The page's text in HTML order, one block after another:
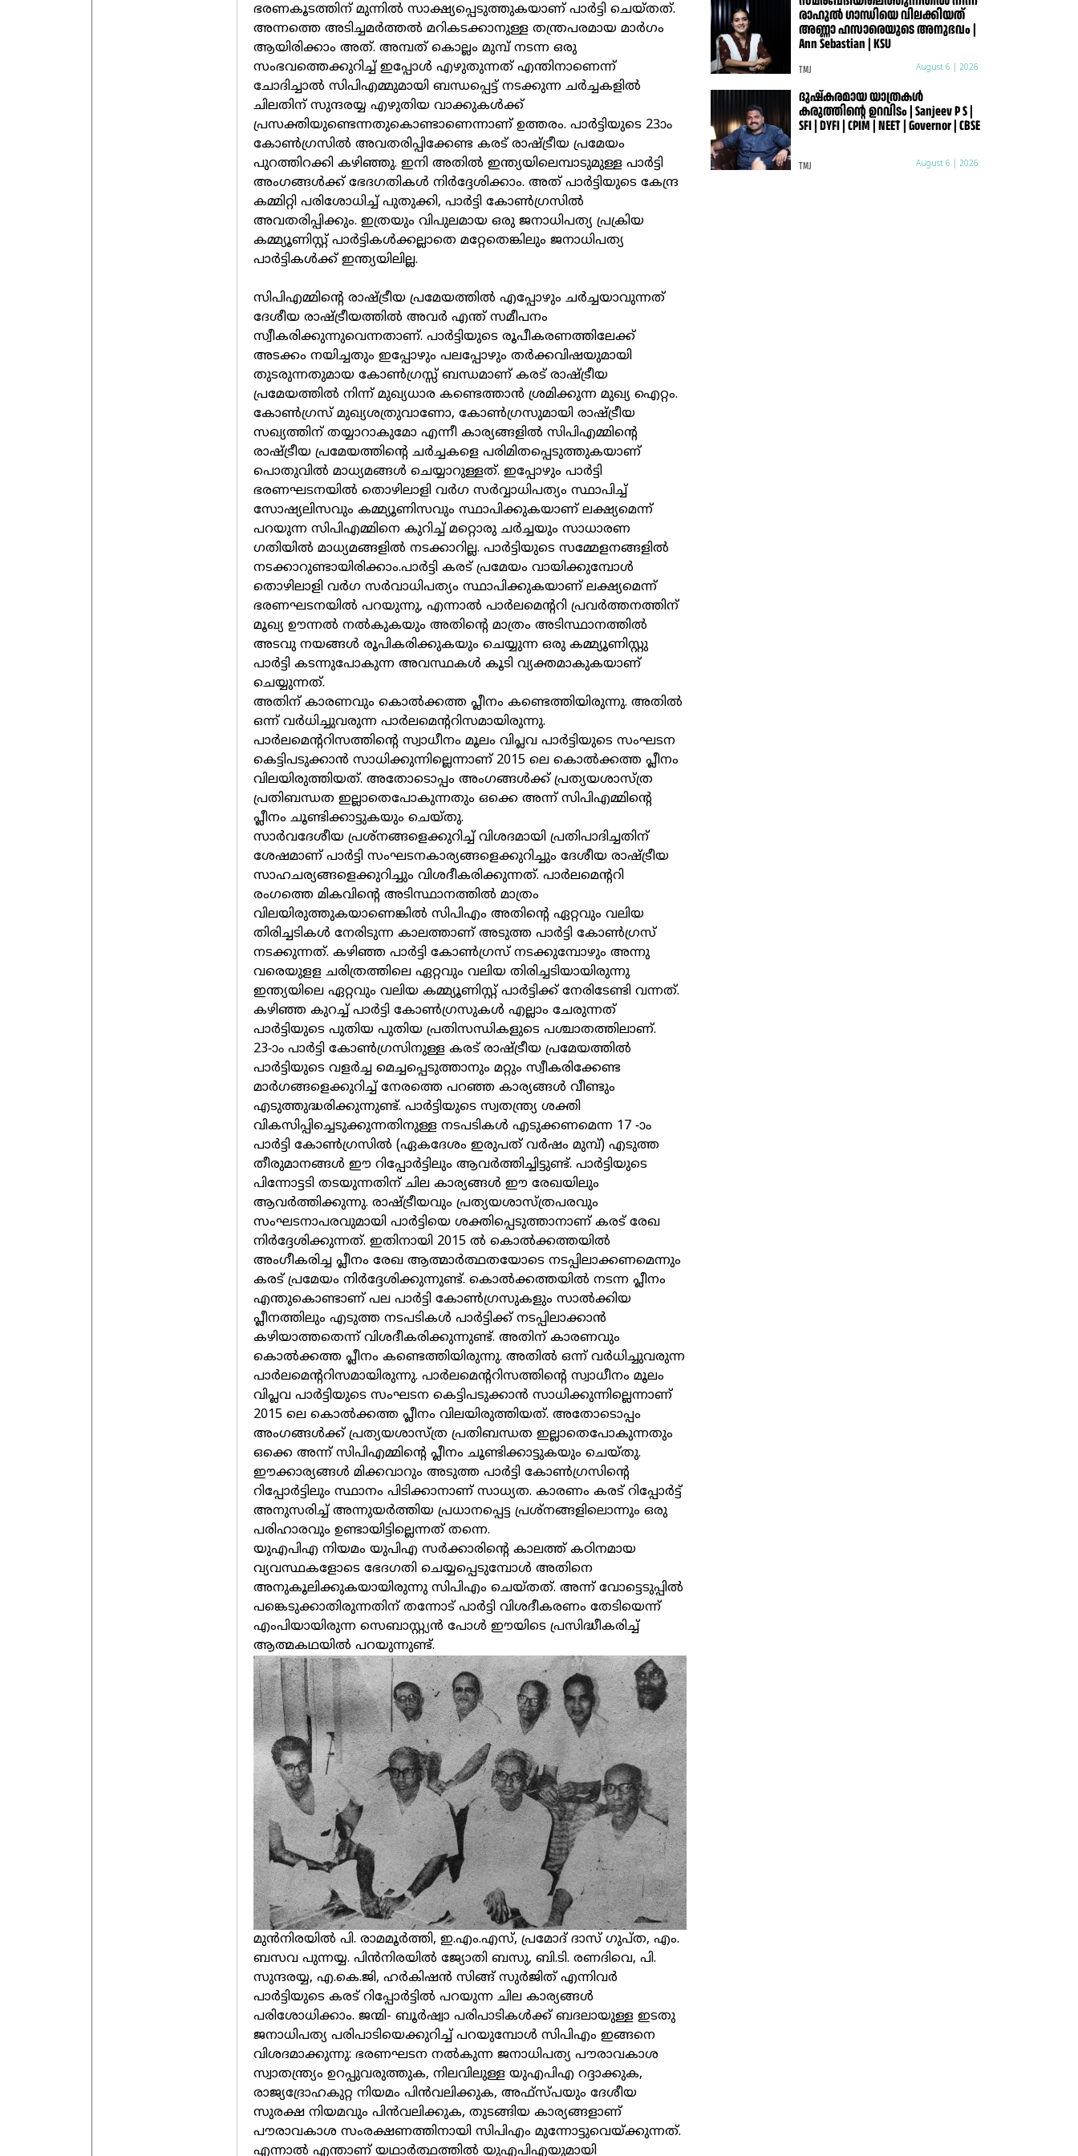
ഭരണകൂടത്തിന് മുന്നില്‍ സാക്ഷ്യപ്പെടുത്തുകയാണ് പാര്‍ട്ടി ചെയ്തത്.
അന്നത്തെ അടിച്ചമര്‍ത്തല്‍ മറികടക്കാനുള്ള തന്ത്രപരമായ മാര്‍ഗം
ആയിരിക്കാം അത്. അമ്പത് കൊല്ലം മുമ്പ് നടന്ന ഒരു
സംഭവത്തെക്കുറിച്ച് ഇപ്പോള്‍ എഴുതുന്നത് എന്തിനാണെന്ന്
ചോദിച്ചാല്‍ സിപിഎമ്മുമായി ബന്ധപ്പെട്ട് നടക്കുന്ന ചര്‍ച്ചകളില്‍
ചിലതിന് സുന്ദരയ്യ എഴുതിയ വാക്കുകള്‍ക്ക്
പ്രസക്തിയുണ്ടെന്നതുകൊണ്ടാണെന്നാണ് ഉത്തരം. പാര്‍ട്ടിയുടെ 23ാം
കോണ്‍ഗ്രസില്‍ അവതരിപ്പിക്കേണ്ട കരട് രാഷ്ട്രീയ പ്രമേയം
പുറത്തിറക്കി കഴിഞ്ഞു. ഇനി അതില്‍ ഇന്ത്യയിലെമ്പാടുമുള്ള പാര്‍ട്ടി
അംഗങ്ങള്‍ക്ക് ഭേദഗതികള്‍ നിര്‍ദ്ദേശിക്കാം. അത് പാര്‍ട്ടിയുടെ കേന്ദ്ര
കമ്മിറ്റി പരിശോധിച്ച് പുതുക്കി, പാര്‍ട്ടി കോണ്‍ഗ്രസില്‍
അവതരിപ്പിക്കും. ഇത്രയും വിപുലമായ ഒരു ജനാധിപത്യ പ്രക്രിയ
കമ്മ്യൂണിസ്റ്റ് പാര്‍ട്ടികള്‍ക്കല്ലാതെ മറ്റേതെങ്കിലും ജനാധിപത്യ
പാര്‍ട്ടികള്‍ക്ക് ഇന്ത്യയിലില്ല.
സിപിഎമ്മിന്റെ രാഷ്ട്രീയ പ്രമേയത്തില്‍ എപ്പോഴും ചര്‍ച്ചയാവുന്നത്
ദേശീയ രാഷ്ട്രീയത്തില്‍ അവര്‍ എന്ത് സമീപനം
സ്വീകരിക്കുന്നുവെന്നതാണ്. പാര്‍ട്ടിയുടെ രൂപീകരണത്തിലേക്ക്
അടക്കം നയിച്ചതും ഇപ്പോഴും പലപ്പോഴും തര്‍ക്കവിഷയുമായി
തുടരുന്നതുമായ കോണ്‍ഗ്രസ്സ് ബന്ധമാണ് കരട് രാഷ്ട്രീയ
പ്രമേയത്തില്‍ നിന്ന് മുഖ്യധാര കണ്ടെത്താന്‍ ശ്രമിക്കുന്ന മുഖ്യ ഐറ്റം.
കോണ്‍ഗ്രസ് മുഖ്യശത്രുവാണോ, കോണ്‍ഗ്രസുമായി രാഷ്ട്രീയ
സഖ്യത്തിന് തയ്യാറാകുമോ എന്നീ കാര്യങ്ങളില്‍ സിപിഎമ്മിന്റെ
രാഷ്ട്രീയ പ്രമേയത്തിന്റെ ചര്‍ച്ചകളെ പരിമിതപ്പെടുത്തുകയാണ്
പൊതുവില്‍ മാധ്യമങ്ങള്‍ ചെയ്യാറുള്ളത്. ഇപ്പോഴും പാര്‍ട്ടി
ഭരണഘടനയില്‍ തൊഴിലാളി വര്‍ഗ സര്‍വ്വാധിപത്യം സ്ഥാപിച്ച്
സോഷ്യലിസവും കമ്മ്യൂണിസവും സ്ഥാപിക്കുകയാണ് ലക്ഷ്യമെന്ന്
പറയുന്ന സിപിഎമ്മിനെ കുറിച്ച് മറ്റൊരു ചര്‍ച്ചയും സാധാരണ
ഗതിയില്‍ മാധ്യമങ്ങളില്‍ നടക്കാറില്ല. പാര്‍ട്ടിയുടെ സമ്മേളനങ്ങളില്‍
നടക്കാറുണ്ടായിരിക്കാം.പാര്‍ട്ടി കരട് പ്രമേയം വായിക്കുമ്പോള്‍
തൊഴിലാളി വര്‍ഗ സര്‍വാധിപത്യം സ്ഥാപിക്കുകയാണ് ലക്ഷ്യമെന്ന്
ഭരണഘടനയില്‍ പറയുന്നു, എന്നാല്‍ പാര്‍ലമെന്ററി പ്രവര്‍ത്തനത്തിന്
മൂഖ്യ ഊന്നല്‍ നല്‍കുകയും അതിന്റെ മാത്രം അടിസ്ഥാനത്തില്‍
അടവു നയങ്ങള്‍ രൂപികരിക്കുകയും ചെയ്യുന്ന ഒരു കമ്മ്യൂണിസ്റ്റു
പാര്‍ട്ടി കടന്നുപോകുന്ന അവസ്ഥകള്‍ കൂടി വ്യക്തമാകുകയാണ്
ചെയ്യുന്നത്.
അതിന് കാരണവും കൊല്‍ക്കത്ത പ്ലീനം കണ്ടെത്തിയിരുന്നു. അതില്‍
ഒന്ന് വര്‍ധിച്ചുവരുന്ന പാര്‍ലമെന്ററിസമായിരുന്നു.
പാര്‍ലമെന്ററിസത്തിന്റെ സ്വാധീനം മൂലം വിപ്ലവ പാര്‍ട്ടിയുടെ സംഘടന
കെട്ടിപടുക്കാന്‍ സാധിക്കുന്നില്ലെന്നാണ് 2015 ലെ കൊല്‍ക്കത്ത പ്ലീനം
വിലയിരുത്തിയത്. അതോടൊപ്പം അംഗങ്ങള്‍ക്ക് പ്രത്യയശാസ്ത്ര
പ്രതിബന്ധത ഇല്ലാതെപോകുന്നതും ഒക്കെ അന്ന് സിപിഎമ്മിന്റെ
പ്ലീനം ചൂണ്ടിക്കാട്ടുകയും ചെയ്തു.
സാര്‍വദേശീയ പ്രശ്‌നങ്ങളെക്കുറിച്ച് വിശദമായി പ്രതിപാദിച്ചതിന്
ശേഷമാണ് പാര്‍ട്ടി സംഘടനകാര്യങ്ങളെക്കുറിച്ചും ദേശീയ രാഷ്ട്രീയ
സാഹചര്യങ്ങളെക്കുറിച്ചും വിശദീകരിക്കുന്നത്. പാര്‍ലമെന്ററി
രംഗത്തെ മികവിന്റെ അടിസ്ഥാനത്തില്‍ മാത്രം
വിലയിരുത്തുകയാണെങ്കില്‍ സിപിഎം അതിന്റെ ഏറ്റവും വലിയ
തിരിച്ചടികള്‍ നേരിടുന്ന കാലത്താണ് അടുത്ത പാര്‍ട്ടി കോണ്‍ഗ്രസ്
നടക്കുന്നത്. കഴിഞ്ഞ പാര്‍ട്ടി കോണ്‍ഗ്രസ് നടക്കുമ്പോഴും അന്നു
വരെയുളള ചരിത്രത്തിലെ ഏറ്റവും വലിയ തിരിച്ചടിയായിരുന്നു
ഇന്ത്യയിലെ ഏറ്റവും വലിയ കമ്മ്യൂണിസ്റ്റ് പാര്‍ട്ടിക്ക് നേരിടേണ്ടി വന്നത്.
കഴിഞ്ഞ കുറച്ച് പാര്‍ട്ടി കോണ്‍ഗ്രസുകള്‍ എല്ലാം ചേരുന്നത്
പാര്‍ട്ടിയുടെ പുതിയ പുതിയ പ്രതിസന്ധികളുടെ പശ്ചാതത്തിലാണ്.
23-ാം പാര്‍ട്ടി കോണ്‍ഗ്രസിനുള്ള കരട് രാഷ്ട്രീയ പ്രമേയത്തില്‍
പാര്‍ട്ടിയുടെ വളര്‍ച്ച മെച്ചപ്പെടുത്താനും മറ്റും സ്വീകരിക്കേണ്ട
മാര്‍ഗങ്ങളെക്കുറിച്ച് നേരത്തെ പറഞ്ഞ കാര്യങ്ങള്‍ വീണ്ടും
എടുത്തുദ്ധരിക്കുന്നുണ്ട്. പാര്‍ട്ടിയുടെ സ്വതന്ത്ര്യ ശക്തി
വികസിപ്പിച്ചെടുക്കുന്നതിനുള്ള നടപടികള്‍ എടുക്കണമെന്ന 17 -ാം
പാര്‍ട്ടി കോണ്‍ഗ്രസില്‍ (ഏകദേശം ഇരുപത് വര്‍ഷം മുമ്പ്) എടുത്ത
തീരുമാനങ്ങള്‍ ഈ റിപ്പോര്‍ട്ടിലും ആവര്‍ത്തിച്ചിട്ടുണ്ട്. പാര്‍ട്ടിയുടെ
പിന്നോട്ടടി തടയുന്നതിന് ചില കാര്യങ്ങള്‍ ഈ രേഖയിലും
ആവര്‍ത്തിക്കുന്നു. രാഷ്ട്രീയവും പ്രത്യയശാസ്ത്രപരവും
സംഘടനാപരവുമായി പാര്‍ട്ടിയെ ശക്തിപ്പെടുത്താനാണ് കരട് രേഖ
നിര്‍ദ്ദേശിക്കുന്നത്. ഇതിനായി 2015 ല്‍ കൊല്‍ക്കത്തയില്‍
അംഗീകരിച്ച പ്ലീനം രേഖ ആത്മാര്‍ത്ഥതയോടെ നടപ്പിലാക്കണമെന്നും
കരട് പ്രമേയം നിര്‍ദ്ദേശിക്കുന്നുണ്ട്. കൊല്‍ക്കത്തയില്‍ നടന്ന പ്ലീനം
എന്തുകൊണ്ടാണ് പല പാര്‍ട്ടി കോണ്‍ഗ്രസുകളും സാല്‍ക്കിയ
പ്ലീനത്തിലും എടുത്ത നടപടികള്‍ പാര്‍ട്ടിക്ക് നടപ്പിലാക്കാന്‍
കഴിയാത്തതെന്ന് വിശദീകരിക്കുന്നുണ്ട്. അതിന് കാരണവും
കൊല്‍ക്കത്ത പ്ലീനം കണ്ടെത്തിയിരുന്നു. അതില്‍ ഒന്ന് വര്‍ധിച്ചുവരുന്ന
പാര്‍ലമെന്ററിസമായിരുന്നു. പാര്‍ലമെന്ററിസത്തിന്റെ സ്വാധീനം മൂലം
വിപ്ലവ പാര്‍ട്ടിയുടെ സംഘടന കെട്ടിപടുക്കാന്‍ സാധിക്കുന്നില്ലെന്നാണ്
2015 ലെ കൊല്‍ക്കത്ത പ്ലീനം വിലയിരുത്തിയത്. അതോടൊപ്പം
അംഗങ്ങള്‍ക്ക് പ്രത്യയശാസ്ത്ര പ്രതിബന്ധത ഇല്ലാതെപോകുന്നതും
ഒക്കെ അന്ന് സിപിഎമ്മിന്റെ പ്ലീനം ചൂണ്ടിക്കാട്ടുകയും ചെയ്തു.
ഈക്കാര്യങ്ങള്‍ മിക്കവാറും അടുത്ത പാര്‍ട്ടി കോണ്‍ഗ്രസിന്റെ
റിപ്പോര്‍ട്ടിലും സ്ഥാനം പിടിക്കാനാണ് സാധ്യത. കാരണം കരട് റിപ്പോര്‍ട്ട്
അനുസരിച്ച് അന്നുയര്‍ത്തിയ പ്രധാനപ്പെട്ട പ്രശ്‌നങ്ങളിലൊന്നും ഒരു
പരിഹാരവും ഉണ്ടായിട്ടില്ലെന്നത് തന്നെ.
യുഎപിഎ നിയമം യുപിഎ സര്‍ക്കാരിന്റെ കാലത്ത് കഠിനമായ
വ്യവസ്ഥകളോടെ ഭേദഗതി ചെയ്യപ്പെടുമ്പോള്‍ അതിനെ
അനുകൂലിക്കുകയായിരുന്നു സിപിഎം ചെയ്തത്. അന്ന് വോട്ടെടുപ്പില്‍
പങ്കെടുക്കാതിരുന്നതിന് തന്നോട് പാര്‍ട്ടി വിശദീകരണം തേടിയെന്ന്
എംപിയായിരുന്ന സെബാസ്റ്റ്യന്‍ പോള്‍ ഈയിടെ പ്രസിദ്ധീകരിച്ച്
ആത്മകഥയില്‍ പറയുന്നുണ്ട്.
മുൻനിരയിൽ പി. രാമമൂർത്തി, ഇ.എം.എസ്, പ്രമോദ് ദാസ് ഗുപ്ത, എം.
ബസവ പുന്നയ്യ. പിൻനിരയിൽ ജ്യോതി ബസു, ബി.ടി. രണദിവെ, പി.
സുന്ദരയ്യ, എ.കെ.ജി, ഹർകിഷൻ സിങ്ങ് സുർജിത് എന്നിവർ
പാര്‍ട്ടിയുടെ കരട് റിപ്പോര്‍ട്ടില്‍ പറയുന്ന ചില കാര്യങ്ങള്‍
പരിശോധിക്കാം. ജന്മി- ബൂര്‍ഷ്വാ പരിപാടികള്‍ക്ക് ബദലായുള്ള ഇടതു
ജനാധിപത്യ പരിപാടിയെക്കുറിച്ച് പറയുമ്പോള്‍ സിപിഎം ഇങ്ങനെ
വിശദമാക്കുന്നു: ഭരണഘടന നല്‍കുന്ന ജനാധിപത്യ പൗരാവകാശ
സ്വാതന്ത്ര്യം ഉറപ്പുവരുത്തുക, നിലവിലുള്ള യുഎപിഎ റദ്ദാക്കുക,
രാജ്യദ്രോഹകുറ്റ നിയമം പിന്‍വലിക്കുക, അഫ്‌സ്പയും ദേശീയ
സുരക്ഷ നിയമവും പിന്‍വലിക്കുക, തുടങ്ങിയ കാര്യങ്ങളാണ്
പൗരാവകാശ സംരക്ഷണത്തിനായി സിപിഎം മുന്നോട്ടുവെയ്ക്കുന്നത്.
എന്നാല്‍ എന്താണ് യഥാര്‍ത്ഥത്തില്‍ യുഎപിഎയുമായി
രാഹുൽ ഗാന്ധിയെ വിലക്കിയത്
അണ്ണാ ഹസാരെയുടെ അനുഭവം |
Ann Sebastian | KSU
TMJ August 6 | 2026
ദുഷ്കരമായ യാത്രകൾ
കരുത്തിന്റെ ഉറവിടം | Sanjeev P S |
SFI | DYFI | CPIM | NEET | Governor | CBSE
TMJ August 6 | 2026